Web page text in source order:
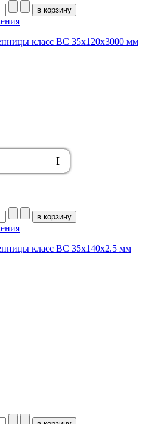
класс ВC 35x120x3000 мм
класс ВC 35x140x2.5 мм